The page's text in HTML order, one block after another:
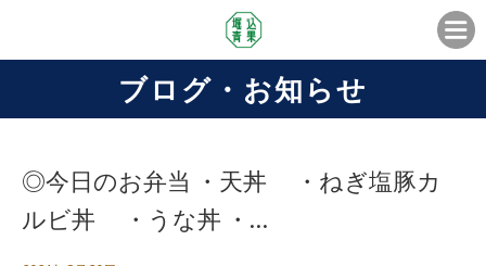
ブログ・お知らせ
◎今日のお弁当 ・天丼 ・ねぎ塩豚カ
ルビ丼 ・うな丼 ・…